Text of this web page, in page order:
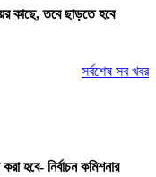
কাছে, তবে ছাড়তে হবে
সর্বশেষ সব খবর
হবে- নির্বাচন কমিশনার